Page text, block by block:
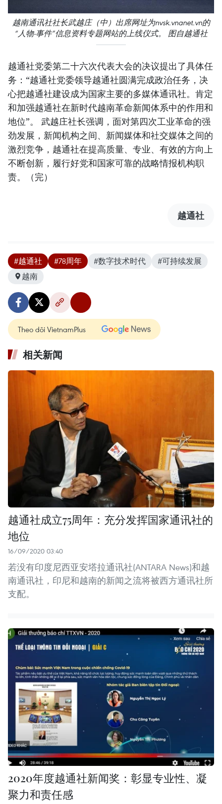
越南通讯社社长武越庄（中）出席网址为nvsk.vnanet.vn的
“人物-事件”信息资料专题网站的上线仪式。 图自越通社
越通社党委第二十六次代表大会的决议提出了具体任
务：“越通社党委领导越通社圆满完成政治任务，决
心把越通社建设成为国家主要的多媒体通讯社。肯定
和加强越通社在新时代越南革命新闻体系中的作用和
地位”。 武越庄社长强调，面对第四次工业革命的强
劲发展，新闻机构之间、新闻媒体和社交媒体之间的
激烈竞争，越通社在提高质量、专业、有效的方向上
不断创新，履行好党和国家可靠的战略情报机构职
责。（完）
越通社
#越通社 #78周年 #数字技术时代
#可持续发展
越南
Theo dõi VietnamPlus
相关新闻
越通社成立75周年：充分发挥国家通讯社的
地位
16/09/2020 03:40
若没有印度尼西亚安塔拉通讯社(ANTARA News)和越
南通讯社，印尼和越南的新闻之流将被西方通讯社所
支配。
2020年度越通社新闻奖：彰显专业性、凝
聚力和责任感